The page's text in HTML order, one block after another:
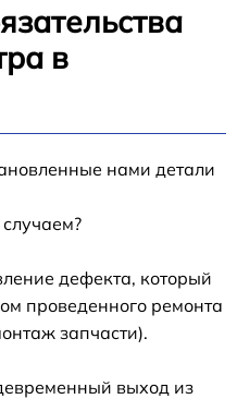
в
нами детали
дефекта, который
проведенного ремонта
запчасти).
выход из